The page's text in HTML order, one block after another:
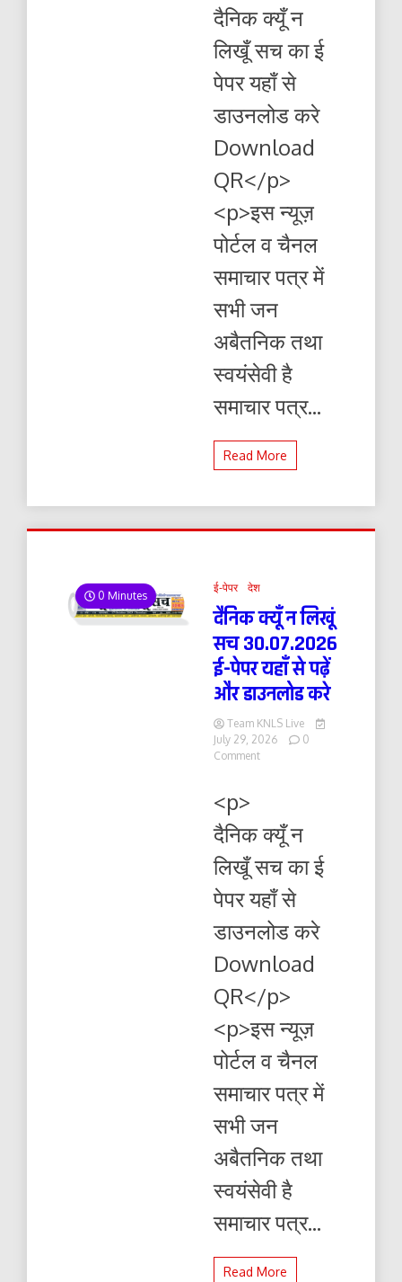
सच
31.07.2026
ई-
यहाँ
पढ़ें
डाउनलोड
दैनिक क्यूँ न
लिखूँ सच का ई
पेपर यहाँ से
डाउनलोड करे
Download
QR</p>
<p>इस न्यूज़
पोर्टल व चैनल
समाचार पत्र में
सभी जन
अबैतनिक तथा
स्वयंसेवी है
समाचार पत्र...
Read More
0 Minutes
ई-पेपर देश
दैनिक क्यूँ न लिखूं
सच 30.07.2026
ई-पेपर यहाँ से पढ़ें
और डाउनलोड करे
Team KNLS Live
July 29, 2026
0
Commenton
सच
30.07.2026
ई-
यहाँ
पढ़ें
डाउनलोड
<p>
दैनिक क्यूँ न
लिखूँ सच का ई
पेपर यहाँ से
डाउनलोड करे
Download
QR</p>
<p>इस न्यूज़
पोर्टल व चैनल
समाचार पत्र में
सभी जन
अबैतनिक तथा
स्वयंसेवी है
समाचार पत्र...
Read More